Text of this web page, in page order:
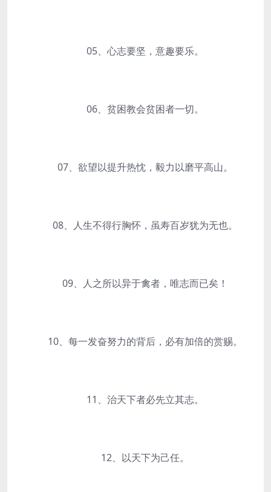
05、心志要坚，意趣要乐。
06、贫困教会贫困者一切。
07、欲望以提升热忱，毅力以磨平高山。
08、人生不得行胸怀，虽寿百岁犹为无也。
09、人之所以异于禽者，唯志而已矣！
10、每一发奋努力的背后，必有加倍的赏赐。
11、治天下者必先立其志。
12、以天下为己任。